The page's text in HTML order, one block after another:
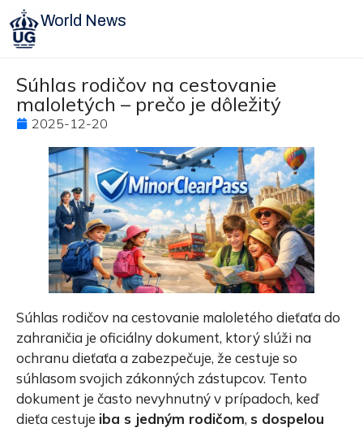
World News
Súhlas rodičov na cestovanie
maloletých – prečo je dôležitý
2025-12-20
Súhlas rodičov na cestovanie maloletého dieťaťa do
zahraničia je oficiálny dokument, ktorý slúži na
ochranu dieťaťa a zabezpečuje, že cestuje so
súhlasom svojich zákonných zástupcov. Tento
dokument je často nevyhnutný v prípadoch, keď
dieťa cestuje iba s jedným rodičom, s dospelou